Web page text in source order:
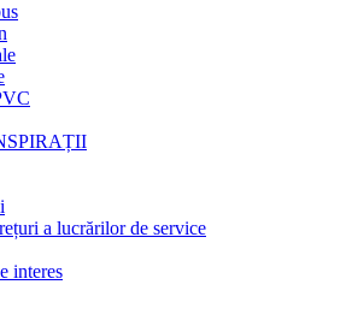
a lucrărilor de service
interes